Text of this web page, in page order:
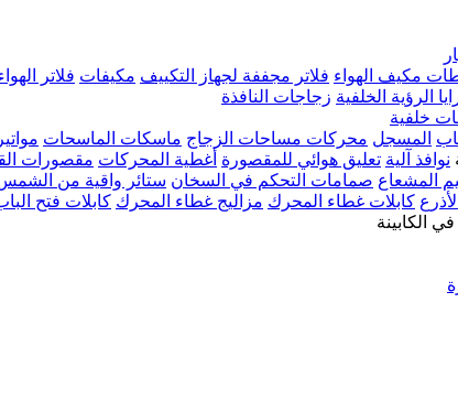
مكيف الهواء فلاتر مجففة لجهاز التكييف مكيفات فلاتر
الرؤية الخلفية زجاجات النافذة
خلفية
المسجل محركات مساحات الزجاج ماسكات الماسحات
نوافذ آلية تعليق هوائي للمقصورة أغطية المحركات مقصورات
المشعاع صمامات التحكم في السخان ستائر واقية من
كابلات غطاء المحرك مزاليج غطاء المحرك كابلات فتح
الكابينة